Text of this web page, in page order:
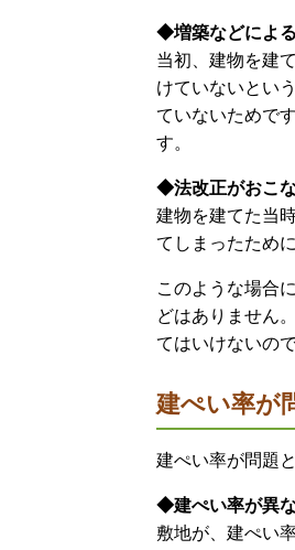
◆増築などによ
当初、建物を建
けていないとい
ていないためで
す。
◆法改正がおこ
建物を建てた当
てしまったため
このような場合
どはありません
てはいけないの
建ぺい率が
建ぺい率が問題
◆建ぺい率が異
敷地が、建ぺい